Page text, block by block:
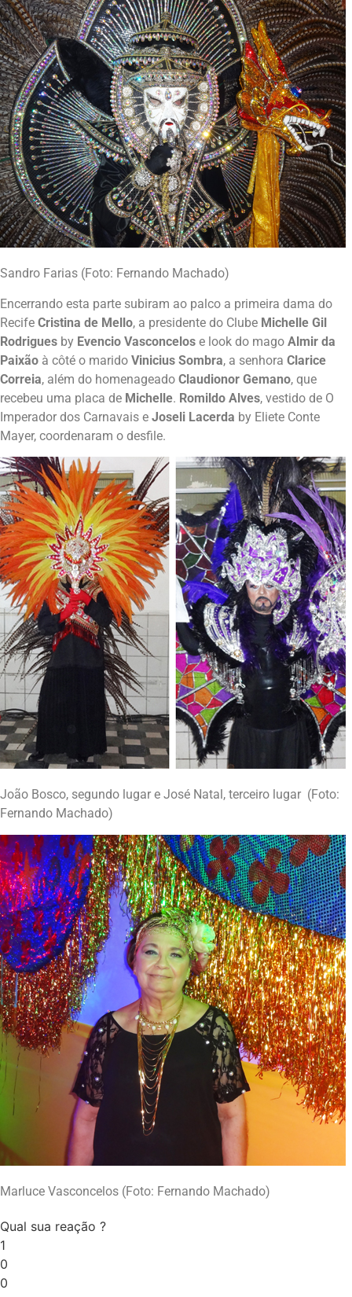
Sandro Farias (Foto: Fernando Machado)
Encerrando esta parte subiram ao palco a primeira dama do
Recife Cristina de Mello, a presidente do Clube Michelle Gil
Rodrigues by Evencio Vasconcelos e look do mago Almir da
Paixão à côté o marido Vinicius Sombra, a senhora Clarice
Correia, além do homenageado Claudionor Gemano, que
recebeu uma placa de Michelle. Romildo Alves, vestido de O
Imperador dos Carnavais e Joseli Lacerda by Eliete Conte
Mayer, coordenaram o desfile.
João Bosco, segundo lugar e José Natal, terceiro lugar (Foto:
Fernando Machado)
Marluce Vasconcelos (Foto: Fernando Machado)
Qual sua reação ?
1
0
0